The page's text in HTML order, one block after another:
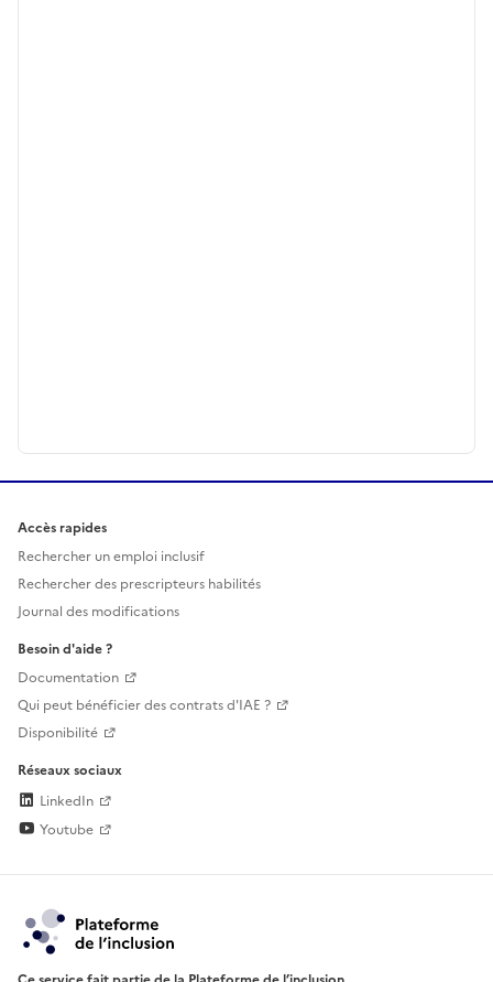
Accès rapides
Rechercher un emploi inclusif
Rechercher des prescripteurs habilités
Journal des modifications
Besoin d'aide ?
Documentation
Qui peut bénéficier des contrats d'IAE ?
Disponibilité
Réseaux sociaux
LinkedIn
Youtube